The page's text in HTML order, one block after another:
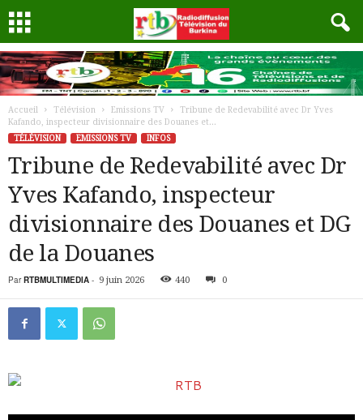
Accueil Télévision Emissions TV
Tribune de Redevabilité avec Dr Yves
Kafando, inspecteur divisionnaire des Douanes et...
TÉLÉVISION
EMISSIONS TV INFOS
Tribune de Redevabilité avec Dr
Yves Kafando, inspecteur
divisionnaire des Douanes et DG
de la Douanes
Par RTBMULTIMEDIA - 9 juin 2026 440 0